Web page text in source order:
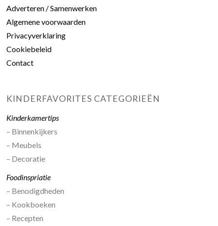
Adverteren / Samenwerken
Algemene voorwaarden
Privacyverklaring
Cookiebeleid
Contact
KINDERFAVORITES CATEGORIEËN
Kinderkamertips
– Binnenkijkers
– Meubels
– Decoratie
Foodinspriatie
– Benodigdheden
– Kookboeken
– Recepten